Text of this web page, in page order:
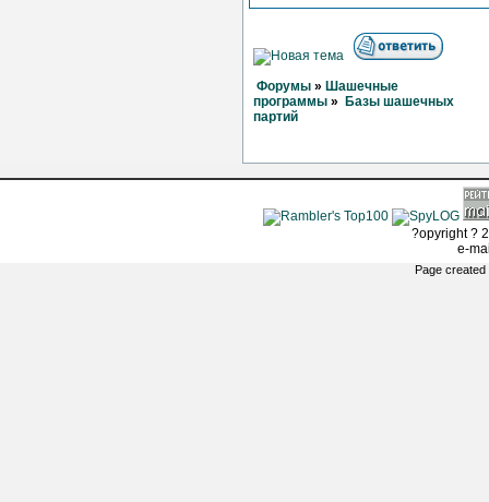
Форумы » Шашечные
программы »
Базы шашечных
партий
?opyright ?
e-
Page